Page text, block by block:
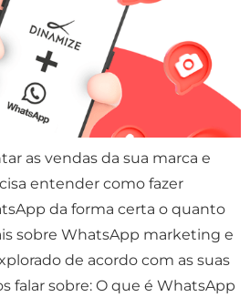
as vendas da sua marca e
entender como fazer
da forma certa o quanto
sobre WhatsApp marketing e
de acordo com as suas
falar sobre: O que é WhatsApp